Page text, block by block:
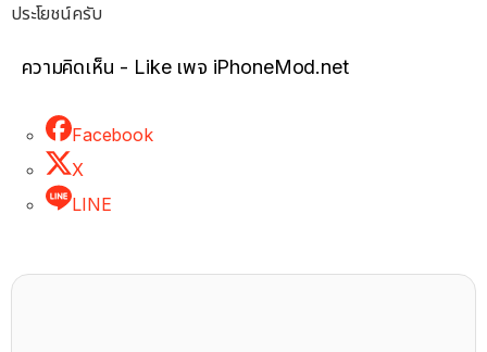
ประโยชน์ครับ
ความคิดเห็น - Like เพจ iPhoneMod.net
Facebook
X
LINE